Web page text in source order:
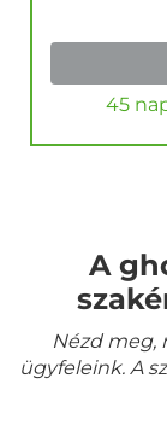
45
A
Nézd meg,
ügyfeleink. A